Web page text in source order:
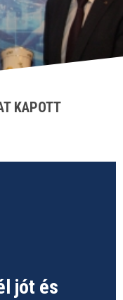
KAPOTT
jót és